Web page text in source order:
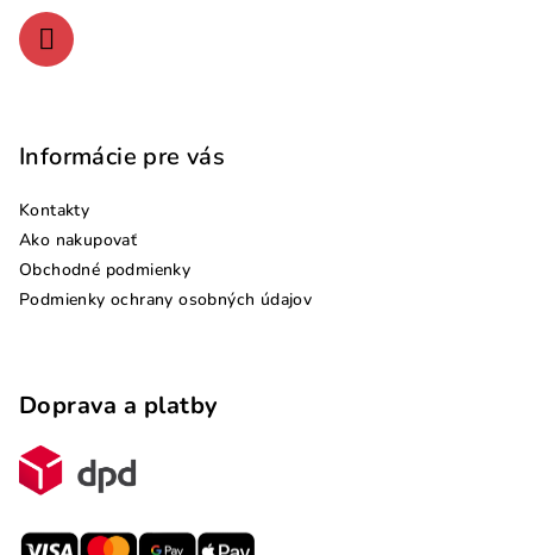
Informácie pre vás
Kontakty
Ako nakupovať
Obchodné podmienky
Podmienky ochrany osobných údajov
Doprava a platby